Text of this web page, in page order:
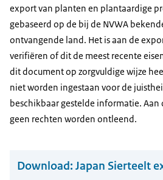
export van planten en plantaardige
gebaseerd op de bij de NVWA
ontvangende land. Het is aan de
verifiëren of dit de meest recente
dit document op zorgvuldige wijze
niet worden ingestaan voor de
beschikbaar gestelde informatie.
geen rechten worden ontleend.
Download: Japan Sierteelt